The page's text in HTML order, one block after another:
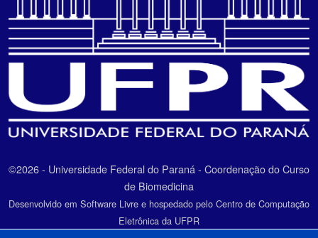
©2026 - Universidade Federal do Paraná - Coordenação do Curso
de Biomedicina
Desenvolvido em Software Livre e hospedado pelo Centro de Computação
Eletrônica da UFPR